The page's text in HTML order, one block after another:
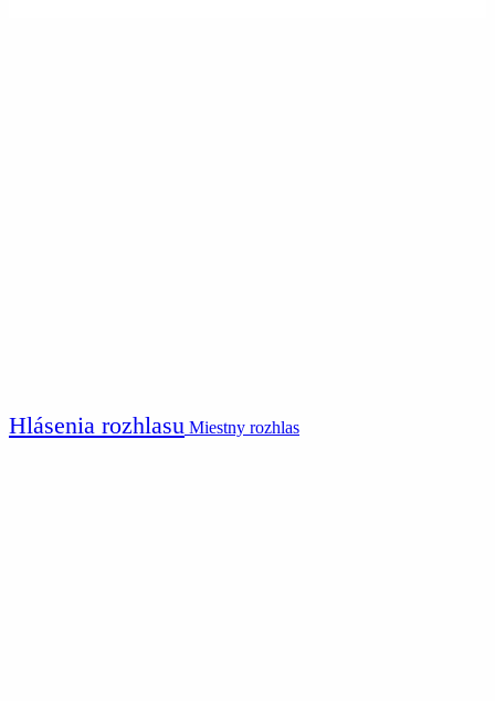
Hlásenia rozhlasu Miestny rozhlas